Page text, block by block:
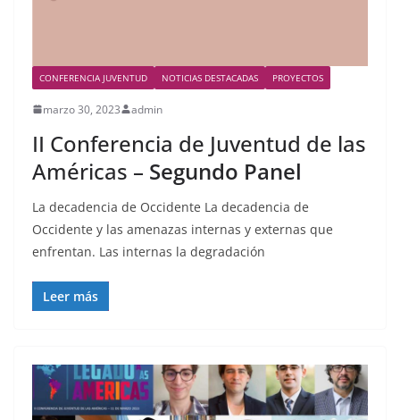
CONFERENCIA JUVENTUD NOTICIAS DESTACADAS PROYECTOS
marzo 30, 2023 admin
II Conferencia de Juventud de las
Américas – Segundo Panel
La decadencia de Occidente La decadencia de
Occidente y las amenazas internas y externas que
enfrentan. Las internas la degradación
Leer más